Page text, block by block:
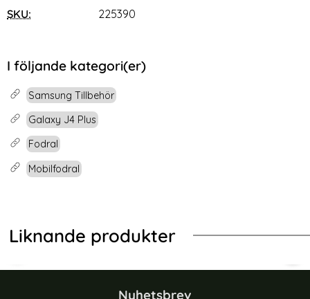
SKU: 225390
I följande kategori(er)
Samsung Tillbehör
Galaxy J4 Plus
Fodral
Mobilfodral
Liknande produkter
I Äkta Läder - Grön (Grön)
Galaxy A27 Fodral Mandala Läder Rosa
Samsung Galaxy A51 - Litchi
Nyhetsbrev